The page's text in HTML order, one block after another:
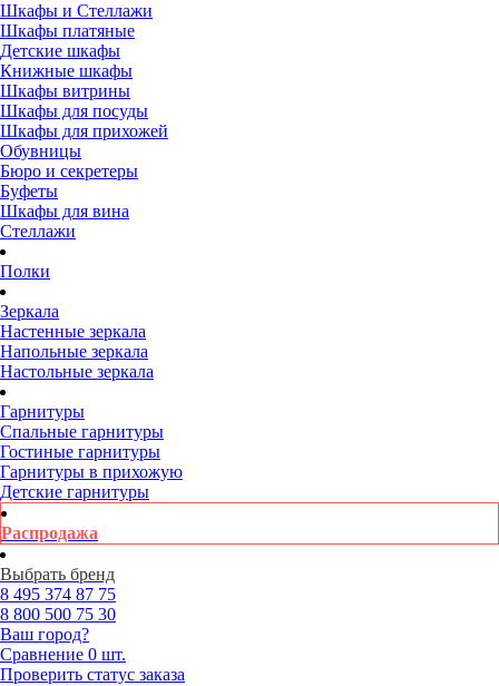
Шкафы и Стеллажи
Шкафы платяные
Детские шкафы
Книжные шкафы
Шкафы витрины
Шкафы для посуды
Шкафы для прихожей
Обувницы
Бюро и секретеры
Буфеты
Шкафы для вина
Стеллажи
Полки
Зеркала
Настенные зеркала
Напольные зеркала
Настольные зеркала
Гарнитуры
Спальные гарнитуры
Гостиные гарнитуры
Гарнитуры в прихожую
Детские гарнитуры
Распродажа
Выбрать бренд
8 495 374 87 75
8 800 500 75 30
Ваш город?
Сравнение 0 шт.
Проверить статус заказа